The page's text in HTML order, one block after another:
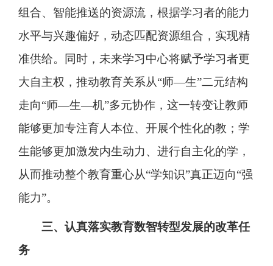
组合、智能推送的资源流，根据学习者的能力
水平与兴趣偏好，动态匹配资源组合，实现精
准供给。同时，未来学习中心将赋予学习者更
大自主权，推动教育关系从“师—生”二元结构
走向“师—生—机”多元协作，这一转变让教师
能够更加专注育人本位、开展个性化的教；学
生能够更加激发内生动力、进行自主化的学，
从而推动整个教育重心从“学知识”真正迈向“强
能力”。
三、认真落实教育数智转型发展的改革任
务